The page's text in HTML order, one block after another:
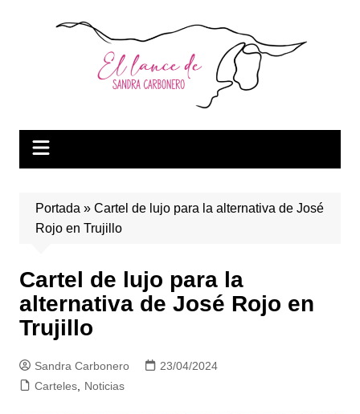
Portada » Cartel de lujo para la alternativa de José
Rojo en Trujillo
Cartel de lujo para la
alternativa de José Rojo en
Trujillo
Sandra Carbonero
23/04/2024
Carteles, Noticias